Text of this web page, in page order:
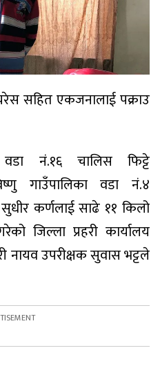
सहित एकजनालाई पक्राउ
वडा नं.१६ चालिस फिट्टे
गाउँपालिका वडा नं.४
कर्णलाई साढे ११ किलो
जिल्ला प्रहरी कार्यालय
नायव उपरीक्षक सुवास भट्टले